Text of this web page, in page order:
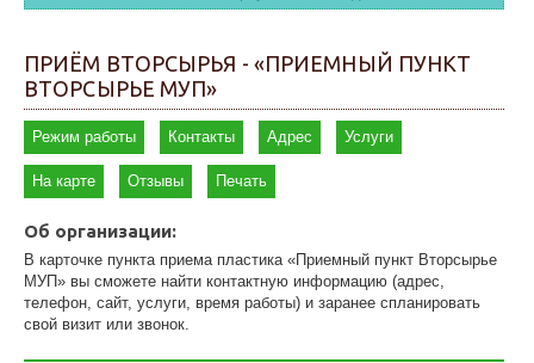
ПРИЁМ ВТОРСЫРЬЯ - «ПРИЕМНЫЙ ПУНКТ
ВТОРСЫРЬЕ МУП»
Режим работы Контакты Адрес Услуги
На карте Отзывы Печать
Об организации:
В карточке пункта приема пластика «Приемный пункт Вторсырье
МУП» вы сможете найти контактную информацию (адрес,
телефон, сайт, услуги, время работы) и заранее спланировать
свой визит или звонок.